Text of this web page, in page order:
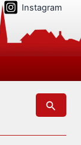
Instagram
Suchen